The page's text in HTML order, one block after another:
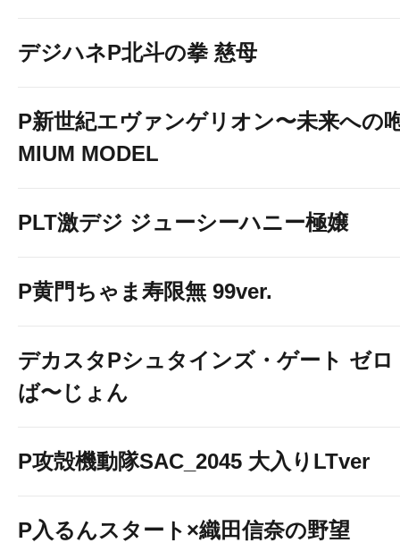
デジハネP北斗の拳 慈母
P新世紀エヴァンゲリオン〜未来への
MIUM MODEL
PLT激デジ ジューシーハニー極嬢
P黄門ちゃま寿限無 99ver.
デカスタPシュタインズ・ゲート ゼ
ば〜じょん
P攻殻機動隊SAC_2045 大入りLTver
P入るんスタート×織田信奈の野望